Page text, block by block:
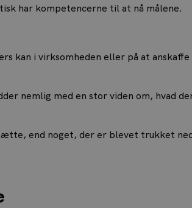
har kompetencerne til at nå målene.
kan i virksomheden eller på at anskaffe
nemlig med en stor viden om, hvad
end noget, der er blevet trukket